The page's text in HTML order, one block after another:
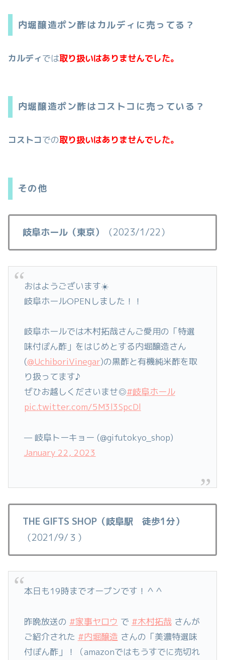
内堀醸造ポン酢はカルディに売ってる？
カルディでは取り扱いはありませんでした。
内堀醸造ポン酢はコストコに売っている？
コストコでの取り扱いはありませんでした。
その他
岐阜ホール（東京） （2023/1/22）
おはようございます☀️
岐阜ホールOPENしました！！
岐阜ホールでは木村拓哉さんご愛用の「特選
味付ぽん酢」をはじめとする内堀醸造さん
(@UchiboriVinegar)の黒酢と有機純米酢を取
り扱ってます♪
ぜひお越しくださいませ◎#岐阜ホール
pic.twitter.com/5M3l3SpcDl
— 岐阜トーキョー (@gifutokyo_shop)
January 22, 2023
THE GIFTS SHOP（岐阜駅 徒歩1分）
（2021/9/３）
本日も19時までオープンです！＾＾
昨晩放送の #家事ヤロウ で #木村拓哉さんが
ご紹介された #内堀醸造 さんの「美濃特選味
付ぽん酢」！（amazonではもうすでに売切れ